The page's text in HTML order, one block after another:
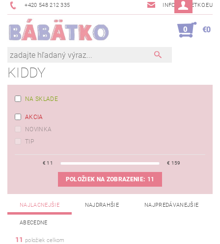
+420 548 212 335 INFO@BABETKO.EU
0 €0
KIDDY
NA SKLADE
AKCIA
NOVINKA
TIP
€11 € 159
POLOŽIEK NA ZOBRAZENIE: 11
NAJLACNEJŠIE NAJDRAHŠIE NAJPREDÁVANEJŠIE
ABECEDNE
11 položiek celkom